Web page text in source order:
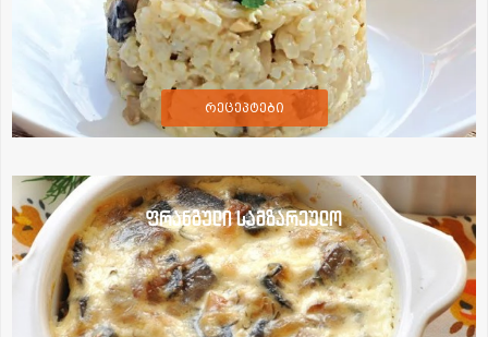
რეცეპტები
ფრანგული სამზარეულო